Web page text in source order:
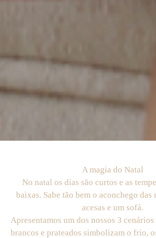
A magia do Natal
No natal os dias são curtos e as
baixas. Sabe tão bem o aconchego das
acesas e um sofá.
Apresentamos um dos nossos 3
brancos e prateados simbolizam o frio,